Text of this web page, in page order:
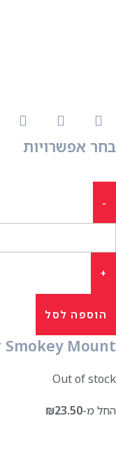
בחר אפשרויות
הוספה לסל
Mount
Out of stock
החל מ- ₪23.50